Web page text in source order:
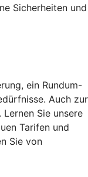
Sicherheiten und
ein Rundum-
Auch zur
Sie unsere
Tarifen und
Sie von